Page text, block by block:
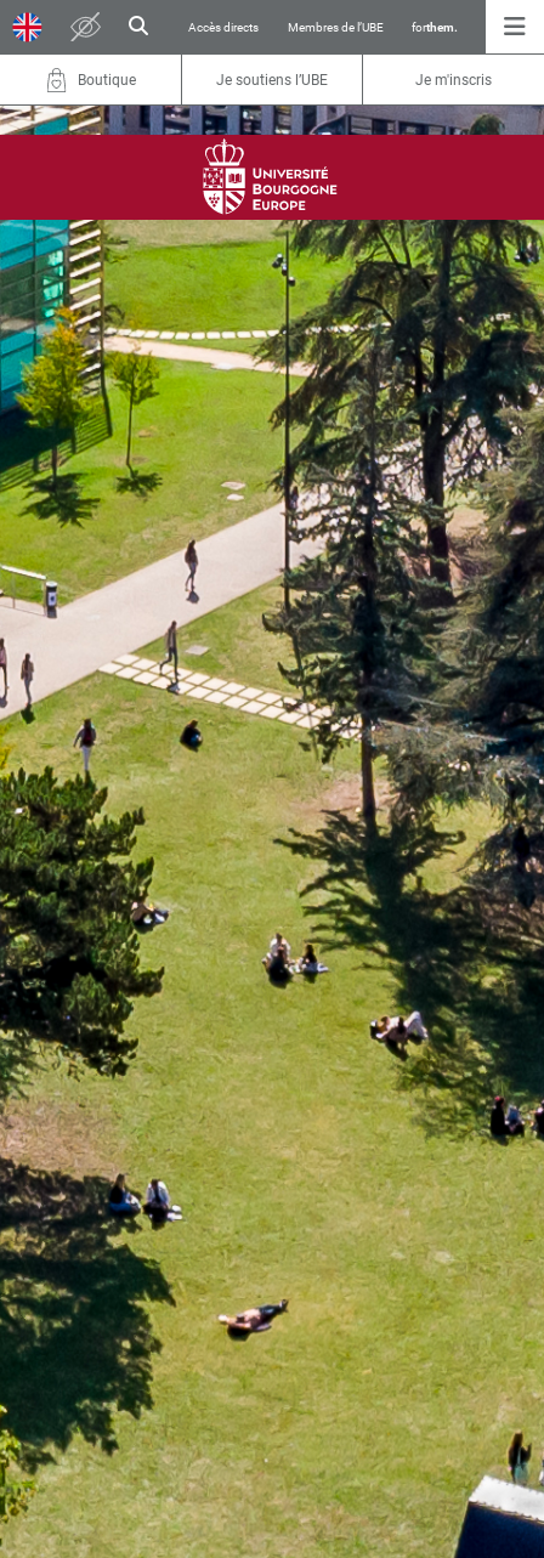
Accès directs Membres de l’UBE forthem.
Boutique Je soutiens l’UBE Je m'inscris